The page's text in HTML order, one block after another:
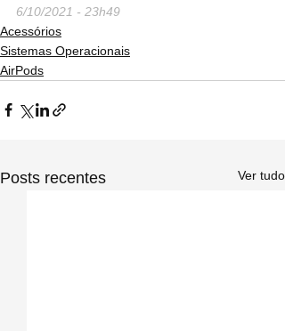
6/10/2021 - 23h49
Acessórios
Sistemas Operacionais
AirPods
Posts recentes Ver tudo